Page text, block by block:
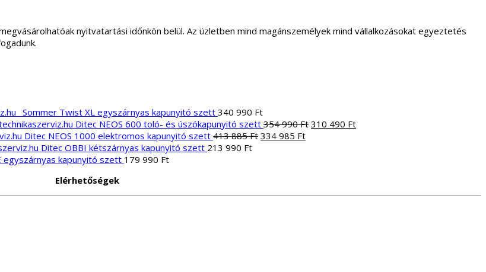
nyitvatartási időnkön belül. Az üzletben mind magánszemélyek mind vállalkozásokat egyeztetés
Sommer Twist XL egyszárnyas kapunyitó szett 340 990 Ft
Ditec NEOS 600 toló- és úszókapunyitó szett 354 990Ft Original
310 490 FtCurrent
Ditec NEOS 1000 elektromos kapunyitó szett 413 885Ft Original
334 985 FtCurrent
Ditec OBBI kétszárnyas kapunyitó szett 213 990 Ft
egyszárnyas kapunyitó szett 179 990 Ft
Elérhetőségek